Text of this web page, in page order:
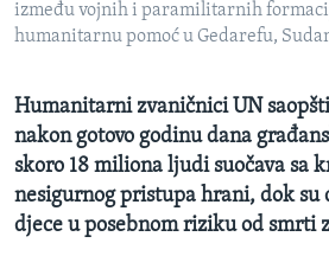
PRATITE NAS
Jezici
između vojnih i paramilitarnih
humanitarnu pomoć u Gedarefu,
Humanitarni zvaničnici UN
nakon gotovo godinu dana
skoro 18 miliona ljudi suočava sa
nesigurnog pristupa hrani, dok su
djece u posebnom riziku od smrti